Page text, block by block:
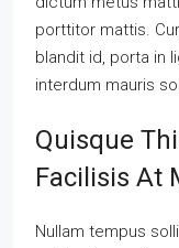
porttitor mattis.
blandit id, porta in
interdum mauris
Quisque
Facilisis At
Nullam tempus